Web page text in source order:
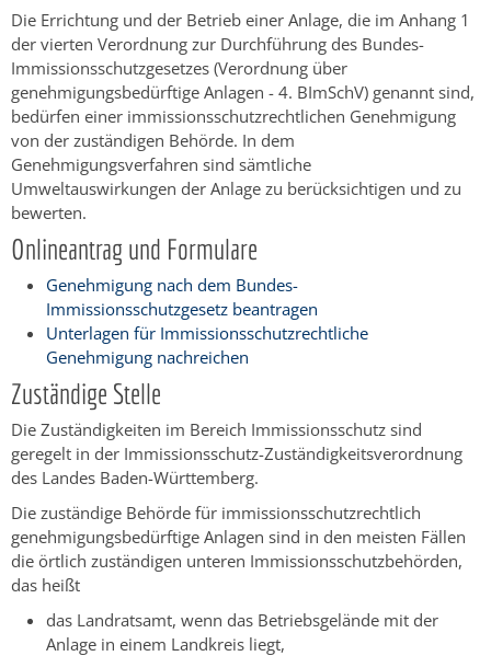
Die Errichtung und der Betrieb einer Anlage, die im Anhang 1
der vierten Verordnung zur Durchführung des Bundes-
Immissionsschutzgesetzes (Verordnung über
genehmigungsbedürftige Anlagen - 4. BImSchV) genannt sind,
bedürfen einer immissionsschutzrechtlichen Genehmigung
von der zuständigen Behörde. In dem
Genehmigungsverfahren sind sämtliche
Umweltauswirkungen der Anlage zu berücksichtigen und zu
bewerten.
Onlineantrag und Formulare
Genehmigung nach dem Bundes-
Immissionsschutzgesetz beantragen
Unterlagen für Immissionsschutzrechtliche
Genehmigung nachreichen
Zuständige Stelle
Die Zuständigkeiten im Bereich Immissionsschutz sind
geregelt in der Immissionsschutz-Zuständigkeitsverordnung
des Landes Baden-Württemberg.
Die zuständige Behörde für immissionsschutzrechtlich
genehmigungsbedürftige Anlagen sind in den meisten Fällen
die örtlich zuständigen unteren Immissionsschutzbehörden,
das heißt
das Landratsamt, wenn das Betriebsgelände mit der
Anlage in einem Landkreis liegt,